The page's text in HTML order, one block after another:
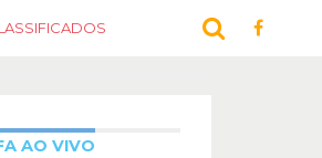
AO VIVO